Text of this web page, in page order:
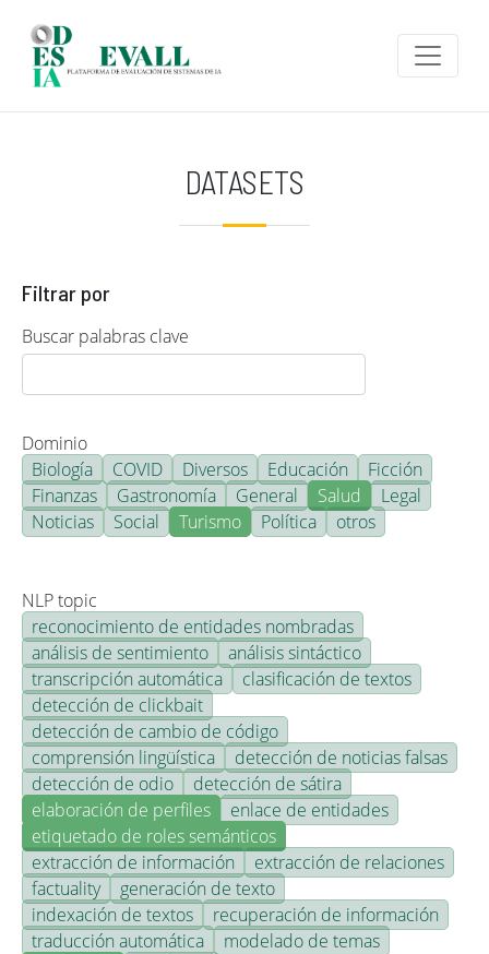
DATASETS
Filtrar por
Buscar palabras clave
Dominio
Biología
COVID Diversos Educación
Ficción
Finanzas
Gastronomía General Salud
Legal
Noticias
Social Turismo Política otros
NLP topic
reconocimiento de entidades nombradas
análisis de sentimiento
análisis sintáctico
transcripción automática
clasificación de textos
detección de clickbait
detección de cambio de código
comprensión lingüística
detección de noticias falsas
detección de odio
detección de sátira
elaboración de perfiles
enlace de entidades
etiquetado de roles semánticos
extracción de información
extracción de relaciones
factuality
generación de texto
indexación de textos
recuperación de información
traducción automática
modelado de temas